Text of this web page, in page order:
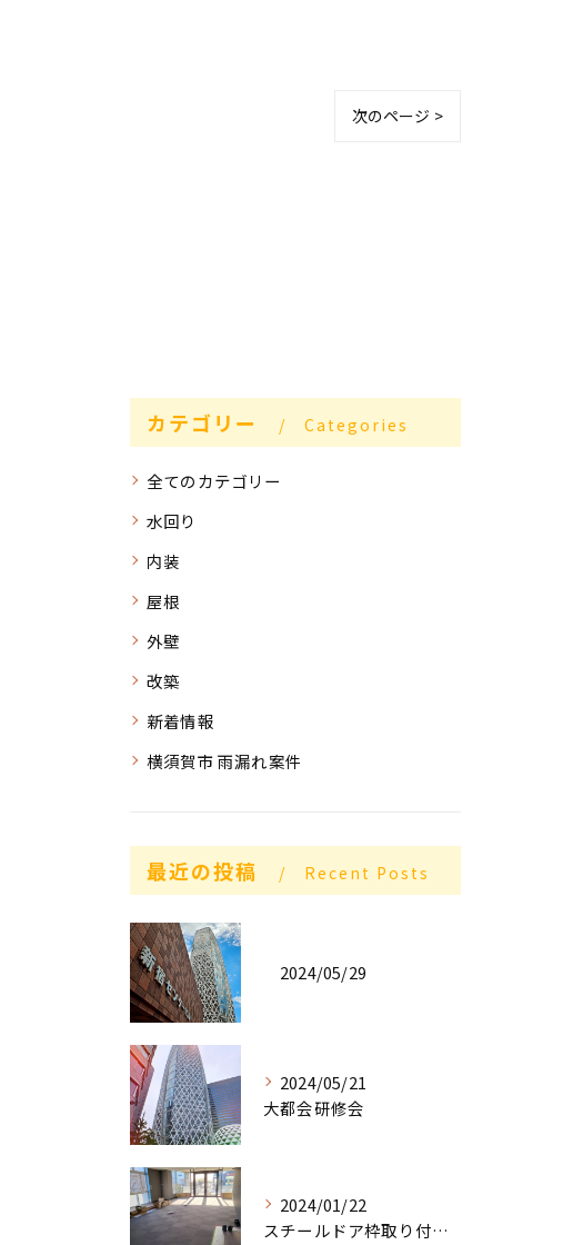
次のページ >
カテゴリー Categories
全てのカテゴリー
水回り
内装
屋根
外壁
改築
新着情報
横須賀市 雨漏れ案件
最近の投稿 Recent Posts
2024/05/29
2024/05/21
大都会研修会
2024/01/22
スチールドア枠取り付け工事順調な滑り出し❗